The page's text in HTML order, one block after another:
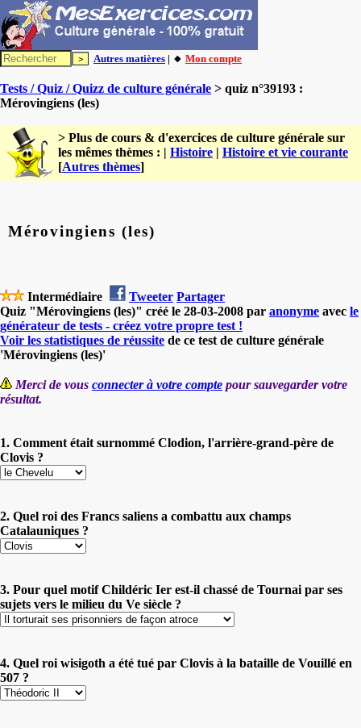
Autres matières | 🔸 Mon compte
Tests / Quiz / Quizz de culture générale > quiz n°39193 :
Mérovingiens (les)
> Plus de cours & d'exercices de culture générale sur
les mêmes thèmes : | Histoire | Histoire et vie courante
[Autres thèmes]
Mérovingiens (les)
Intermédiaire Tweeter Partager
Quiz "Mérovingiens (les)" créé le 28-03-2008 par anonyme avec le
générateur de tests - créez votre propre test !
Voir les statistiques de réussite de ce test de culture générale
'Mérovingiens (les)'
Merci de vous connecter à votre compte pour sauvegarder votre
résultat.
1. Comment était surnommé Clodion, l'arrière-grand-père de
Clovis ?
2. Quel roi des Francs saliens a combattu aux champs
Catalauniques ?
3. Pour quel motif Childéric Ier est-il chassé de Tournai par ses
sujets vers le milieu du Ve siècle ?
4. Quel roi wisigoth a été tué par Clovis à la bataille de Vouillé en
507 ?